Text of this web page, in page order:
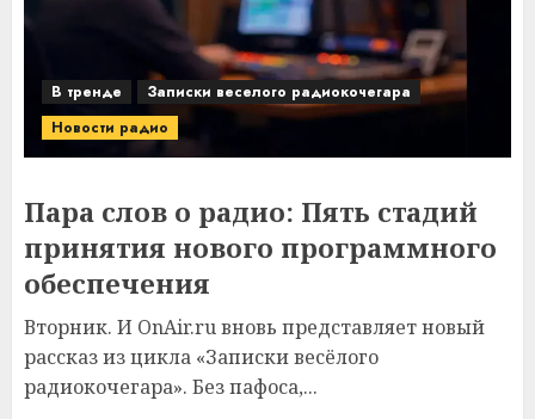
В тренде
Записки веселого радиокочегара
Новости радио
Пара слов о радио: Пять стадий
принятия нового программного
обеспечения
Вторник. И OnAir.ru вновь представляет новый
рассказ из цикла «Записки весёлого
радиокочегара». Без пафоса,...